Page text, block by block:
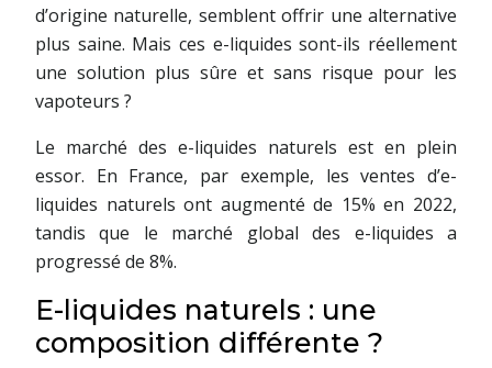
d’origine naturelle, semblent offrir une alternative
plus saine. Mais ces e-liquides sont-ils réellement
une solution plus sûre et sans risque pour les
vapoteurs ?
Le marché des e-liquides naturels est en plein
essor. En France, par exemple, les ventes d’e-
liquides naturels ont augmenté de 15% en 2022,
tandis que le marché global des e-liquides a
progressé de 8%.
E-liquides naturels : une
composition différente ?